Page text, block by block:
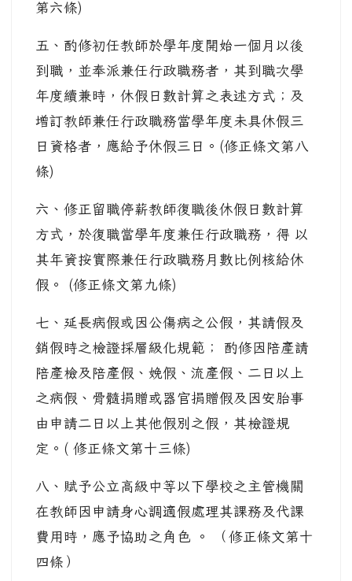
第六條)
五、酌修初任教師於學年度開始一個月以後
到職，並奉派兼任行政職務者，其到職次學
年度續兼時，休假日數計算之表述方式；及
增訂教師兼任行政職務當學年度未具休假三
日資格者，應給予休假三日。(修正條文第八
條)
六、修正留職停薪教師復職後休假日數計算
方式，於復職當學年度兼任行政職務，得 以
其年資按實際兼任行政職務月數比例核給休
假。 (修正條文第九條)
七、延長病假或因公傷病之公假，其請假及
銷假時之檢證採層級化規範； 酌修因陪產請
陪產檢及陪產假、娩假、流產假、二日以上
之病假、骨髓捐贈或器官捐贈假及因安胎事
由申請二日以上其他假別之假，其檢證規
定。( 修正條文第十三條)
八、賦予公立高級中等以下學校之主管機關
在教師因申請身心調適假處理其課務及代課
費用時，應予協助之角色 。 （修正條文第十
四條）